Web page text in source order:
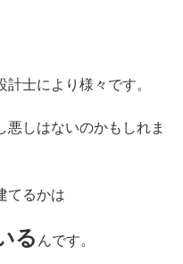
士により様々です。
しはないのかもしれま
てるかは
る んです。